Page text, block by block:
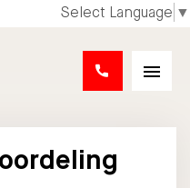
Select Language ▼